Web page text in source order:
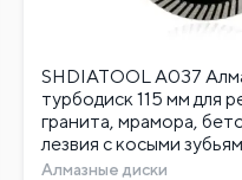
SHDIATOOL A037
турбодиск 115 мм для
гранита, мрамора,
лезвия с косыми
Алмазные диски